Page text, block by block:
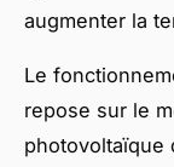
augmenter la
Le
repose sur le
photovoltaïque